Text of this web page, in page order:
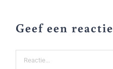
Geef een reactie
Reactie